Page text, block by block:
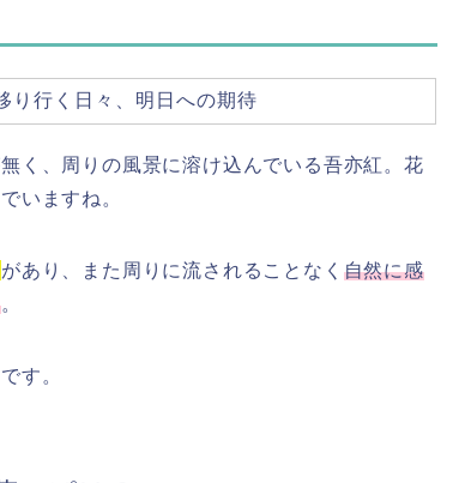
り行く日々、明日への期待
く、周りの風景に溶け込んでいる吾亦紅。花
いますね。
があり、また周りに流されることなく 自然に感
。
す。